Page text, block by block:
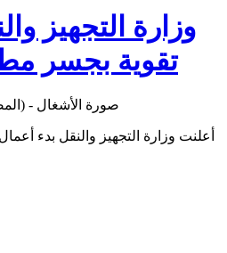
وزارة التجهيز
تقوية بجسر
أعلنت وزارة التجهيز والنقل بدء